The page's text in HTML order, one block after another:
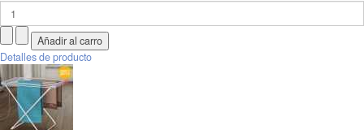
Detalles de producto